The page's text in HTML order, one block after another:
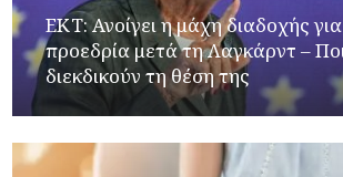
ΕΚΤ: Ανοίγει η μάχη διαδοχής
προεδρία μετά τη Λαγκάρντ –
διεκδικούν τη θέση της